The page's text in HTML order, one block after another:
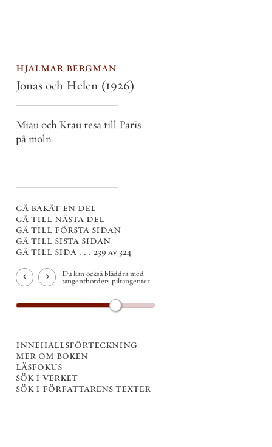
hjalmar bergman
Jonas och Helen (1926)
Miau och Krau resa till Paris
på moln
gå bakåt en del
gå till nästa del
gå till första sidan
gå till sista sidan
gå till sida . . . 239 av 324
Du kan också bläddra med
tangentbordets piltangenter.
innehållsförteckning
mer om boken
läsfokus
sök i verket
sök i författarens texter